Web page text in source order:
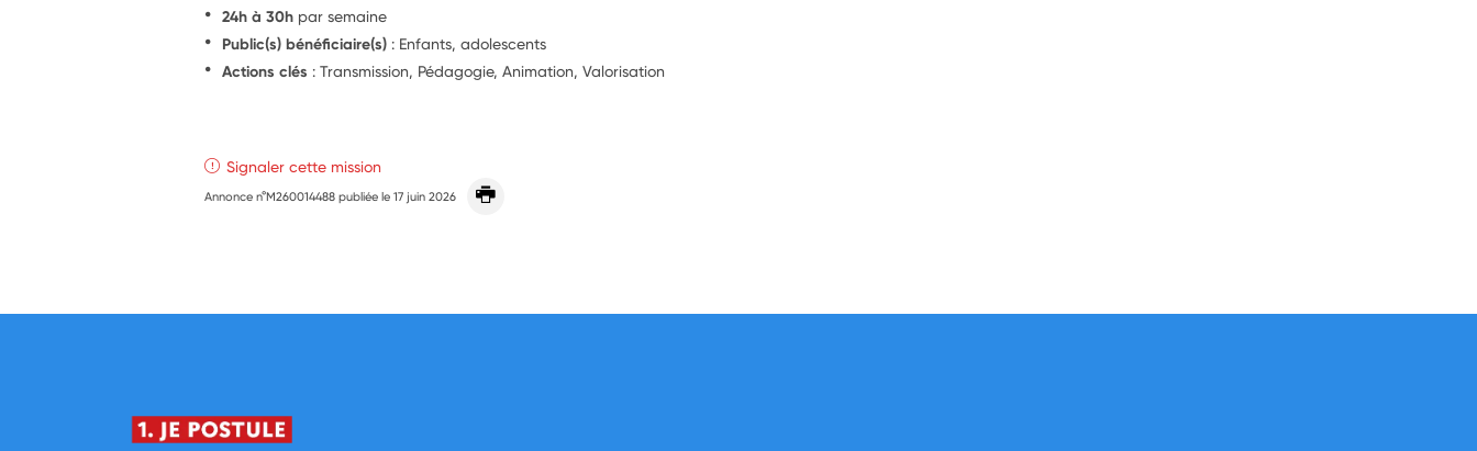
24h à 30h par semaine
Public(s) bénéficiaire(s) : Enfants, adolescents
Actions clés : Transmission, Pédagogie, Animation, Valorisation
Signaler cette mission
Annonce n°M260014488 publiée le17 juin 2026